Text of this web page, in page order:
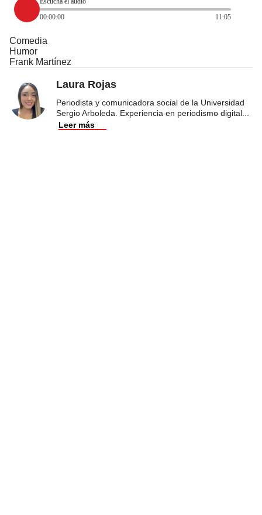
00:00:00
11:05
Comedia
Humor
Frank Martínez
Laura Rojas
Periodista y comunicadora social de la Universidad
Sergio Arboleda. Experiencia en periodismo digital
Leer más